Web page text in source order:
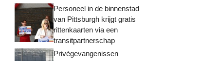
Personeel in de binnenstad
van Pittsburgh krijgt gratis
rittenkaarten via een
transitpartnerschap
Privégevangenissen